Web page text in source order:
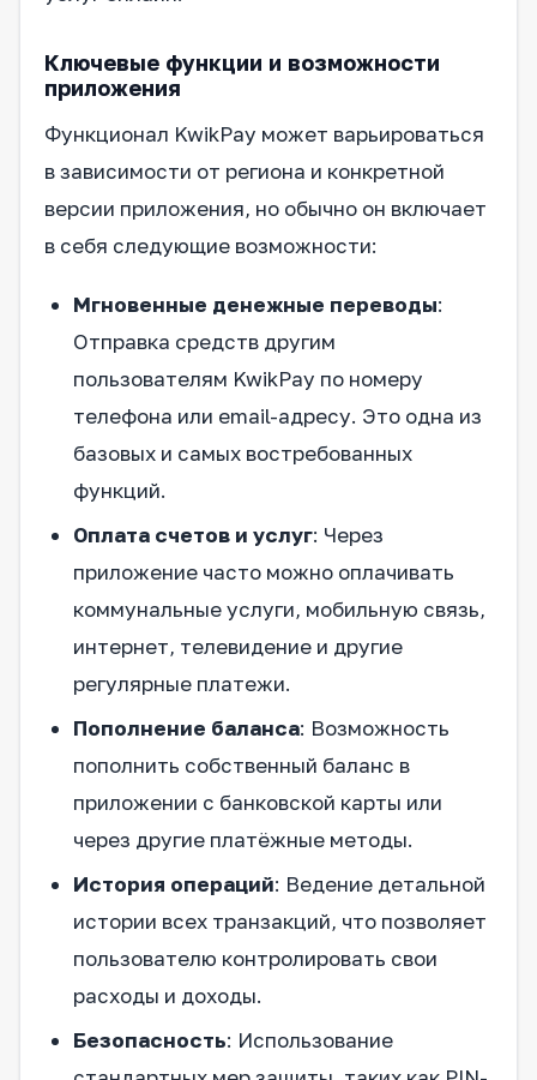
Ключевые функции и возможности
приложения
Функционал KwikPay может варьироваться
в зависимости от региона и конкретной
версии приложения, но обычно он включает
в себя следующие возможности:
Мгновенные денежные переводы:
Отправка средств другим
пользователям KwikPay по номеру
телефона или email-адресу. Это одна из
базовых и самых востребованных
функций.
Оплата счетов и услуг: Через
приложение часто можно оплачивать
коммунальные услуги, мобильную связь,
интернет, телевидение и другие
регулярные платежи.
Пополнение баланса: Возможность
пополнить собственный баланс в
приложении с банковской карты или
через другие платёжные методы.
История операций: Ведение детальной
истории всех транзакций, что позволяет
пользователю контролировать свои
расходы и доходы.
Безопасность: Использование